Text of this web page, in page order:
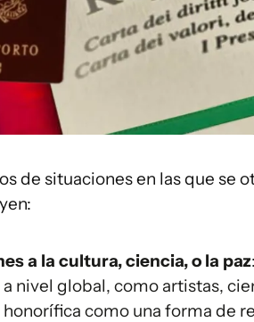
de situaciones en las que se
a la cultura, ciencia, o la paz
nivel global, como artistas,
como una forma de